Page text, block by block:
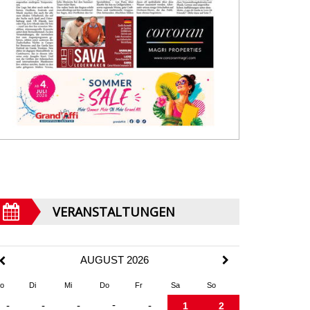
VERANSTALTUNGEN
AUGUST 2026
Di Mi Do Fr Sa So
- - - - - 1 2